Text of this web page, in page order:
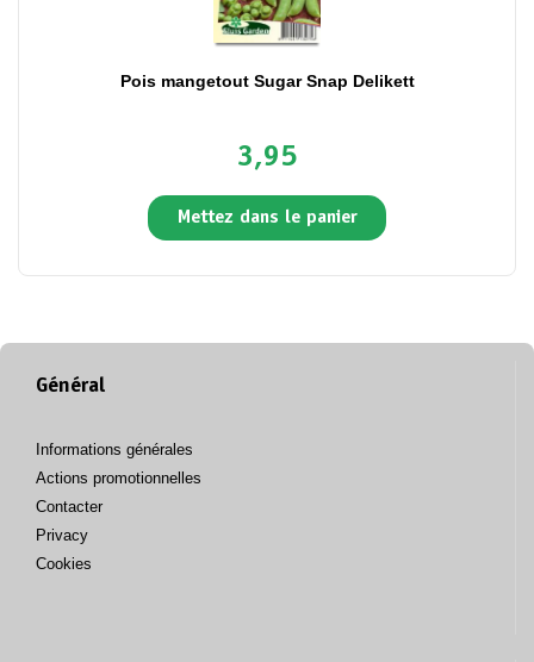
Pois mangetout Sugar Snap Delikett
3,95
Mettez dans le panier
Général
Informations générales
Actions promotionnelles
Contacter
Privacy
Cookies